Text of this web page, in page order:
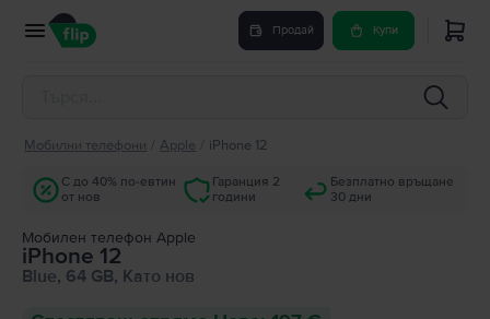
Продай Купи
Мобилни телефони Apple iPhone 12
С до 40% по-евтин
от нов
Гаранция 2
години
Безплатно връщане
30 дни
Мобилен телефон Apple
iPhone 12
Blue, 64 GB, Като нов